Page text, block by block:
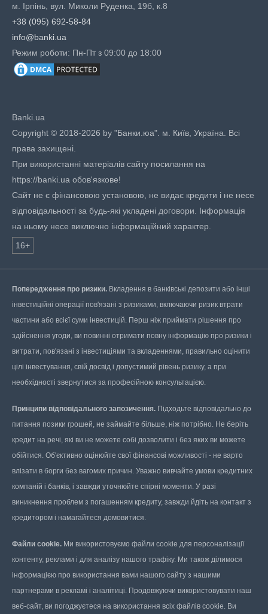
м. Ірпінь, вул. Миколи Руденка, 19б, к.8
+38 (095) 692-58-84
info@banki.ua
Режим роботи: Пн-Пт з 09:00 до 18:00
Banki.ua
Copyright © 2018-2026 by "Банки.юа". м. Київ, Україна. Всі
права захищені.
При використанні матеріалів сайту посилання на
https://banki.ua обов'язкове!
Сайт не є фінансовою установою, не видає кредити і не несе
відповідальності за будь-які укладені договори. Інформація
на ньому несе виключно інформаційний характер.
16+
Попередження про ризики. Вкладення в банківські депозити або інші
інвестиційні операції пов'язані з ризиками, включаючи ризик втрати
частини або всієї суми інвестицій. Перш ніж приймати рішення про
здійснення угоди, ви повинні отримати повну інформацію про ризики і
витрати, пов'язані з інвестиціями та вкладеннями, правильно оцінити
цілі інвестування, свій досвід і допустимий рівень ризику, а при
необхідності звернутися за професійною консультацією.
Принципи відповідального запозичення. Підходьте відповідально до
питання позики грошей, не займайте більше, ніж потрібно. Не беріть
кредит на речі, які ви не можете собі дозволити і без яких ви можете
обійтися. Об'єктивно оцінюйте свої фінансові можливості - не варто
влізати в борги без вагомих причин. Уважно вивчайте умови кредитних
компаній і банків, і завжди уточнюйте спірні моменти. У разі
виникнення проблем з погашенням кредиту, завжди йдіть на контакт з
кредитором і намагайтеся домовитися.
Файли cookie. Ми використовуємо файли cookie для персоналізації
контенту, реклами і для аналізу нашого трафіку. Ми також ділимося
інформацією про використання вами нашого сайту з нашими
партнерами в рекламі і аналітиці. Продовжуючи використовувати наш
веб-сайт, ви погоджуєтеся на використання всіх файлів cookie. Ви